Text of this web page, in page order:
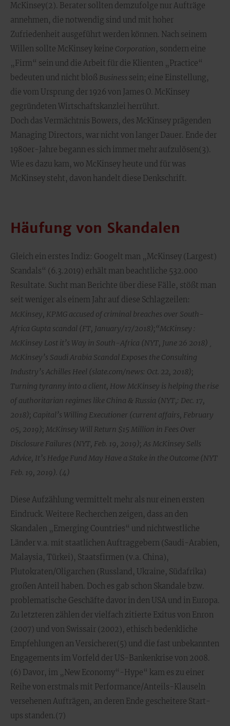
McKinsey(2). Berater sollten demzufolge nur Aufträge
annehmen, die notwendig sind und mit hoher
Zufriedenheit ausgeführt werden können. Nach seinem
Willen sollte McKinsey keine Corporation , sondern eine
„Firm“ sein und die Arbeit für die Klienten „Practice“
bedeuten und nicht bloß Business sein; eine Einstellung,
die vom Ursprung der 1926 von James O. McKinsey
gegründeten Wirtschaftskanzlei herrührt.
Doch das Vermächtnis Bowers, des McKinsey prägenden
Managing Directors, war nicht von langer Dauer. Ende der
1980er-Jahre begann es sich immer mehr aufzulösen(3).
Wie es dazu kam, wo McKinsey heute und für was
McKinsey steht, davon handelt diese Denkschrift.
Häufung von Skandalen
Gleich ein erstes Indiz: Googelt man „McKinsey (Largest)
Scandals“ (6.3.2019) erhält man beachtliche 532.000
Resultate. Sucht man Berichte über diese Fälle, stößt man
seit weniger als einem Jahr auf diese Schlagzeilen:
McKinsey, KPMG accused of criminal breaches over South-
Africa Gupta scandal (FT, January/17/2018);“McKinsey :
McKinsey Lost it’s Way in South-Africa (NYT, June 26 2018) ¸
McKinsey’s Saudi Arabia Scandal Exposes the Consulting
Industry’s Achilles Heel (slate.com/news: Oct. 22, 2018);
Turning tyranny into a client, How McKinsey is helping the rise
of authoritarian regimes like China & Russia (NYT,: Dec. 17,
2018); Capital’s Willing Executioner (current affairs, February
05, 2019); McKinsey Will Return $15 Million in Fees Over
Disclosure Failures (NYT, Feb. 19, 2019); As McKinsey Sells
Advice, It’s Hedge Fund May Have a Stake in the Outcome (NYT
Feb. 19, 2019). (4)
Diese Aufzählung vermittelt mehr als nur einen ersten
Eindruck. Weitere Recherchen zeigen, dass an den
Skandalen „Emerging Countries“ und nichtwestliche
Länder v.a. mit staatlichen Auftraggebern (Saudi-Arabien,
Malaysia, Türkei), Staatsfirmen (v.a. China),
Plutokraten/Oligarchen (Russland, Ukraine, Südafrika)
großen Anteil haben. Doch es gab schon Skandale bzw.
problematische Geschäfte davor in den USA und in Europa.
Zu letzteren zählen der vielfach zitierte Exitus von Enron
(2007) und von Swissair (2002), ethisch bedenkliche
Empfehlungen an Versicherer(5) und die fast unbekannten
Engagements im Vorfeld der US-Bankenkrise von 2008.
(6) Davor, im „New Economy“-Hype“ kam es zu einer
Reihe von erstmals mit Performance/Anteils-Klauseln
versehenen Aufträgen, an deren Ende gescheitere Start-
ups standen.(7)